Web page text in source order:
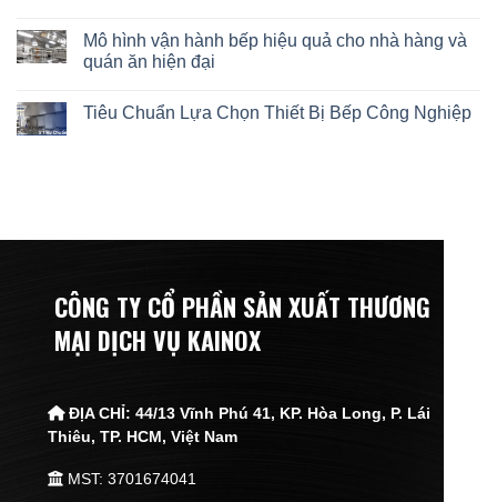
Mô hình vận hành bếp hiệu quả cho nhà hàng và
quán ăn hiện đại
Tiêu Chuẩn Lựa Chọn Thiết Bị Bếp Công Nghiệp
CÔNG TY CỔ PHẦN SẢN XUẤT THƯƠNG
MẠI DỊCH VỤ KAINOX
ĐỊA CHỈ:44/13 Vĩnh Phú 41, KP. Hòa Long, P. Lái
Thiêu,TP. HCM, Việt Nam
MST: 3701674041